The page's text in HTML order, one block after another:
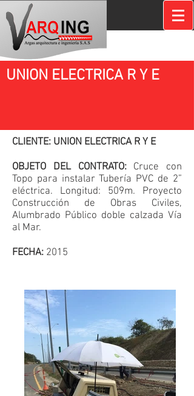
UNION ELECTRICA R Y E
CLIENTE: UNION ELECTRICA R Y E
OBJETO DEL CONTRATO: Cruce con
Topo para instalar Tubería PVC de 2”
eléctrica. Longitud: 509m. Proyecto
Construcción de Obras Civiles,
Alumbrado Público doble calzada Vía
al Mar.
FECHA: 2015